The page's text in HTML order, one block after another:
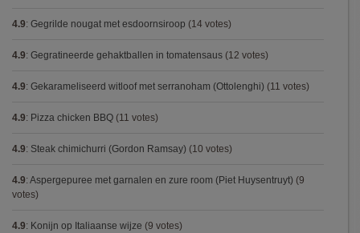
4.9: Gegrilde nougat met esdoornsiroop (14 votes)
4.9: Gegratineerde gehaktballen in tomatensaus (12 votes)
4.9: Gekarameliseerd witloof met serranoham (Ottolenghi) (11 votes)
4.9: Pizza chicken BBQ (11 votes)
4.9: Steak chimichurri (Gordon Ramsay) (10 votes)
4.9: Aspergepuree met garnalen en zure room (Piet Huysentruyt) (9
votes)
4.9: Konijn op Italiaanse wijze (9 votes)